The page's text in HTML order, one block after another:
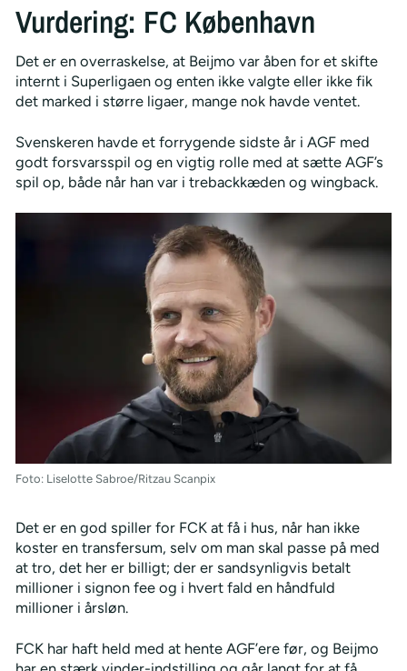
Vurdering: FC København
Det er en overraskelse, at Beijmo var åben for et skifte
internt i Superligaen og enten ikke valgte eller ikke fik
det marked i større ligaer, mange nok havde ventet.
Svenskeren havde et forrygende sidste år i AGF med
godt forsvarsspil og en vigtig rolle med at sætte AGF’s
spil op, både når han var i trebackkæden og wingback.
Foto: Liselotte Sabroe/Ritzau Scanpix
Det er en god spiller for FCK at få i hus, når han ikke
koster en transfersum, selv om man skal passe på med
at tro, det her er billigt; der er sandsynligvis betalt
millioner i signon fee og i hvert fald en håndfuld
millioner i årsløn.
FCK har haft held med at hente AGF’ere før, og Beijmo